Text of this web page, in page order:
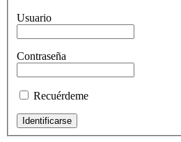
Usuario
Contraseña
Recuérdeme